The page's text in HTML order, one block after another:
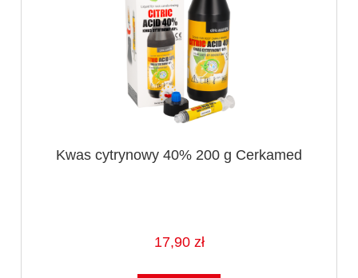
Kwas cytrynowy 40% 200 g Cerkamed
17,90 zł